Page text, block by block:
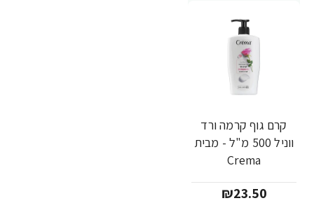
קרם גוף קרמה ורד
ווניל 500 מ"ל - מבית
Crema
₪23.50